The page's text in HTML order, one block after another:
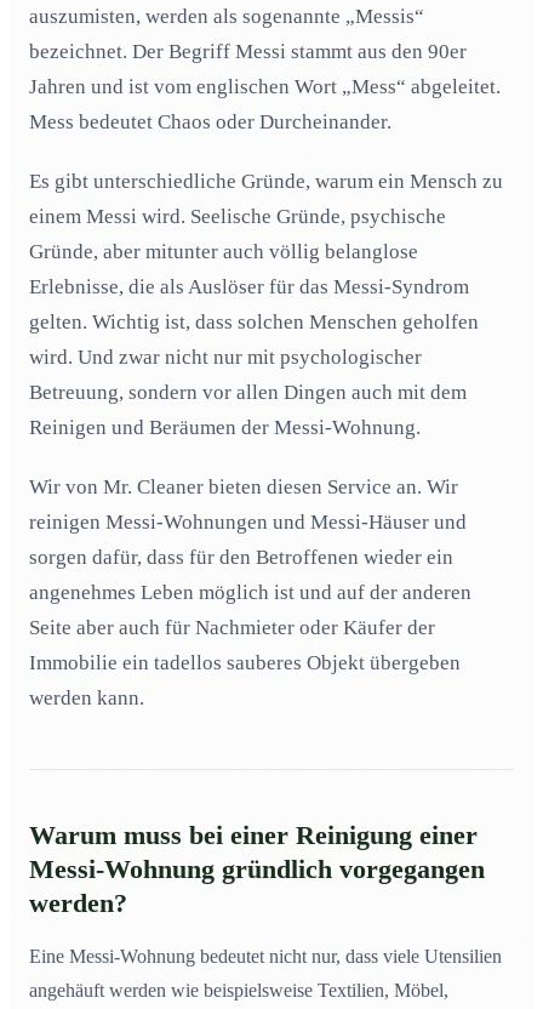
Welche Reinigungsmittel werden für die Reinigung der
Messi-Wohnung verwendet?
04 Wie wird eine Messi-Wohnung richtig gereinigt?
Warum ist es sinnvoll, einen Profi zur Reinigung der
auszumisten, werden als sogenannte „Messis“
bezeichnet. Der Begriff Messi stammt aus den 90er
Jahren und ist vom englischen Wort „Mess“ abgeleitet.
Mess bedeutet Chaos oder Durcheinander.
Es gibt unterschiedliche Gründe, warum ein Mensch zu
einem Messi wird. Seelische Gründe, psychische
Gründe, aber mitunter auch völlig belanglose
Erlebnisse, die als Auslöser für das Messi-Syndrom
gelten. Wichtig ist, dass solchen Menschen geholfen
wird. Und zwar nicht nur mit psychologischer
Betreuung, sondern vor allen Dingen auch mit dem
Reinigen und Beräumen der Messi-Wohnung.
Wir von Mr. Cleaner bieten diesen Service an. Wir
reinigen Messi-Wohnungen und Messi-Häuser und
sorgen dafür, dass für den Betroffenen wieder ein
angenehmes Leben möglich ist und auf der anderen
Seite aber auch für Nachmieter oder Käufer der
Immobilie ein tadellos sauberes Objekt übergeben
werden kann.
Warum muss bei einer Reinigung einer
Messi-Wohnung gründlich vorgegangen
werden?
Eine Messi-Wohnung bedeutet nicht nur, dass viele Utensilien
angehäuft werden wie beispielsweise Textilien, Möbel,